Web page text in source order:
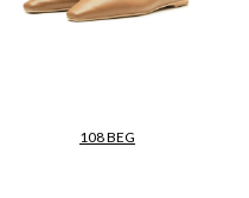
108 BEG